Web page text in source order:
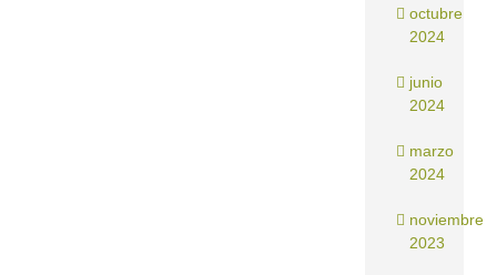
octubre
2024
junio
2024
marzo
2024
noviembre
2023